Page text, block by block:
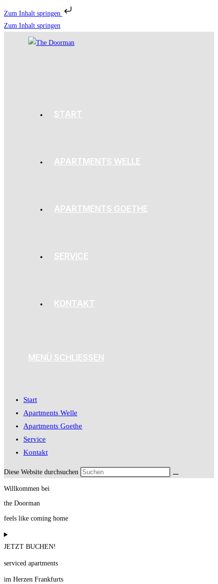
Zum Inhalt springen
Zum Inhalt springen
START
APARTMENTS WELLE
APARTMENTS GOETHE
SERVICE
KONTAKT
MENÜ SCHLIESSEN
Start
Apartments Welle
Apartments Goethe
Service
Kontakt
Diese Website durchsuchen
Willkommen bei
the Doorman
feels like coming home
JETZT BUCHEN!
serviced apartments
im Herzen Frankfurts